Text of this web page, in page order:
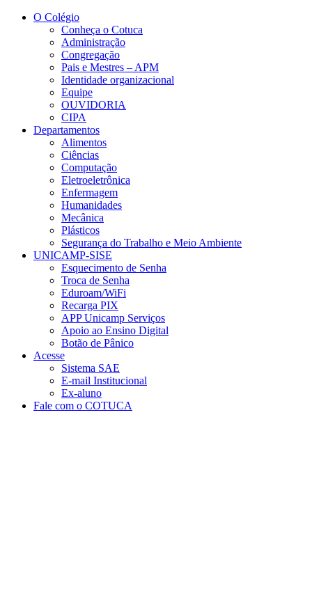
Conteúdo principal
O Colégio
Conheça o Cotuca
Administração
Congregação
Pais e Mestres – APM
Identidade organizacional
Equipe
OUVIDORIA
CIPA
Departamentos
Alimentos
Ciências
Computação
Eletroeletrônica
Enfermagem
Humanidades
Mecânica
Plásticos
Segurança do Trabalho e Meio Ambiente
UNICAMP-SISE
Esquecimento de Senha
Troca de Senha
Eduroam/WiFi
Recarga PIX
APP Unicamp Serviços
Apoio ao Ensino Digital
Botão de Pânico
Acesse
Sistema SAE
E-mail Institucional
Ex-aluno
Fale com o COTUCA